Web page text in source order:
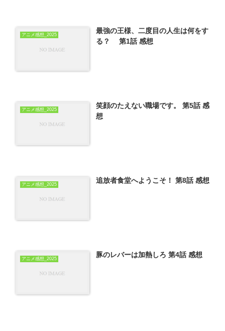
アニメ感想_2025
最強の王様、二度目の人生は何をす
る？ 第1話 感想
アニメ感想_2025
笑顔のたえない職場です。 第5話 感
想
アニメ感想_2025 追放者食堂へようこそ！ 第8話 感想
アニメ感想_2025 豚のレバーは加熱しろ 第4話 感想